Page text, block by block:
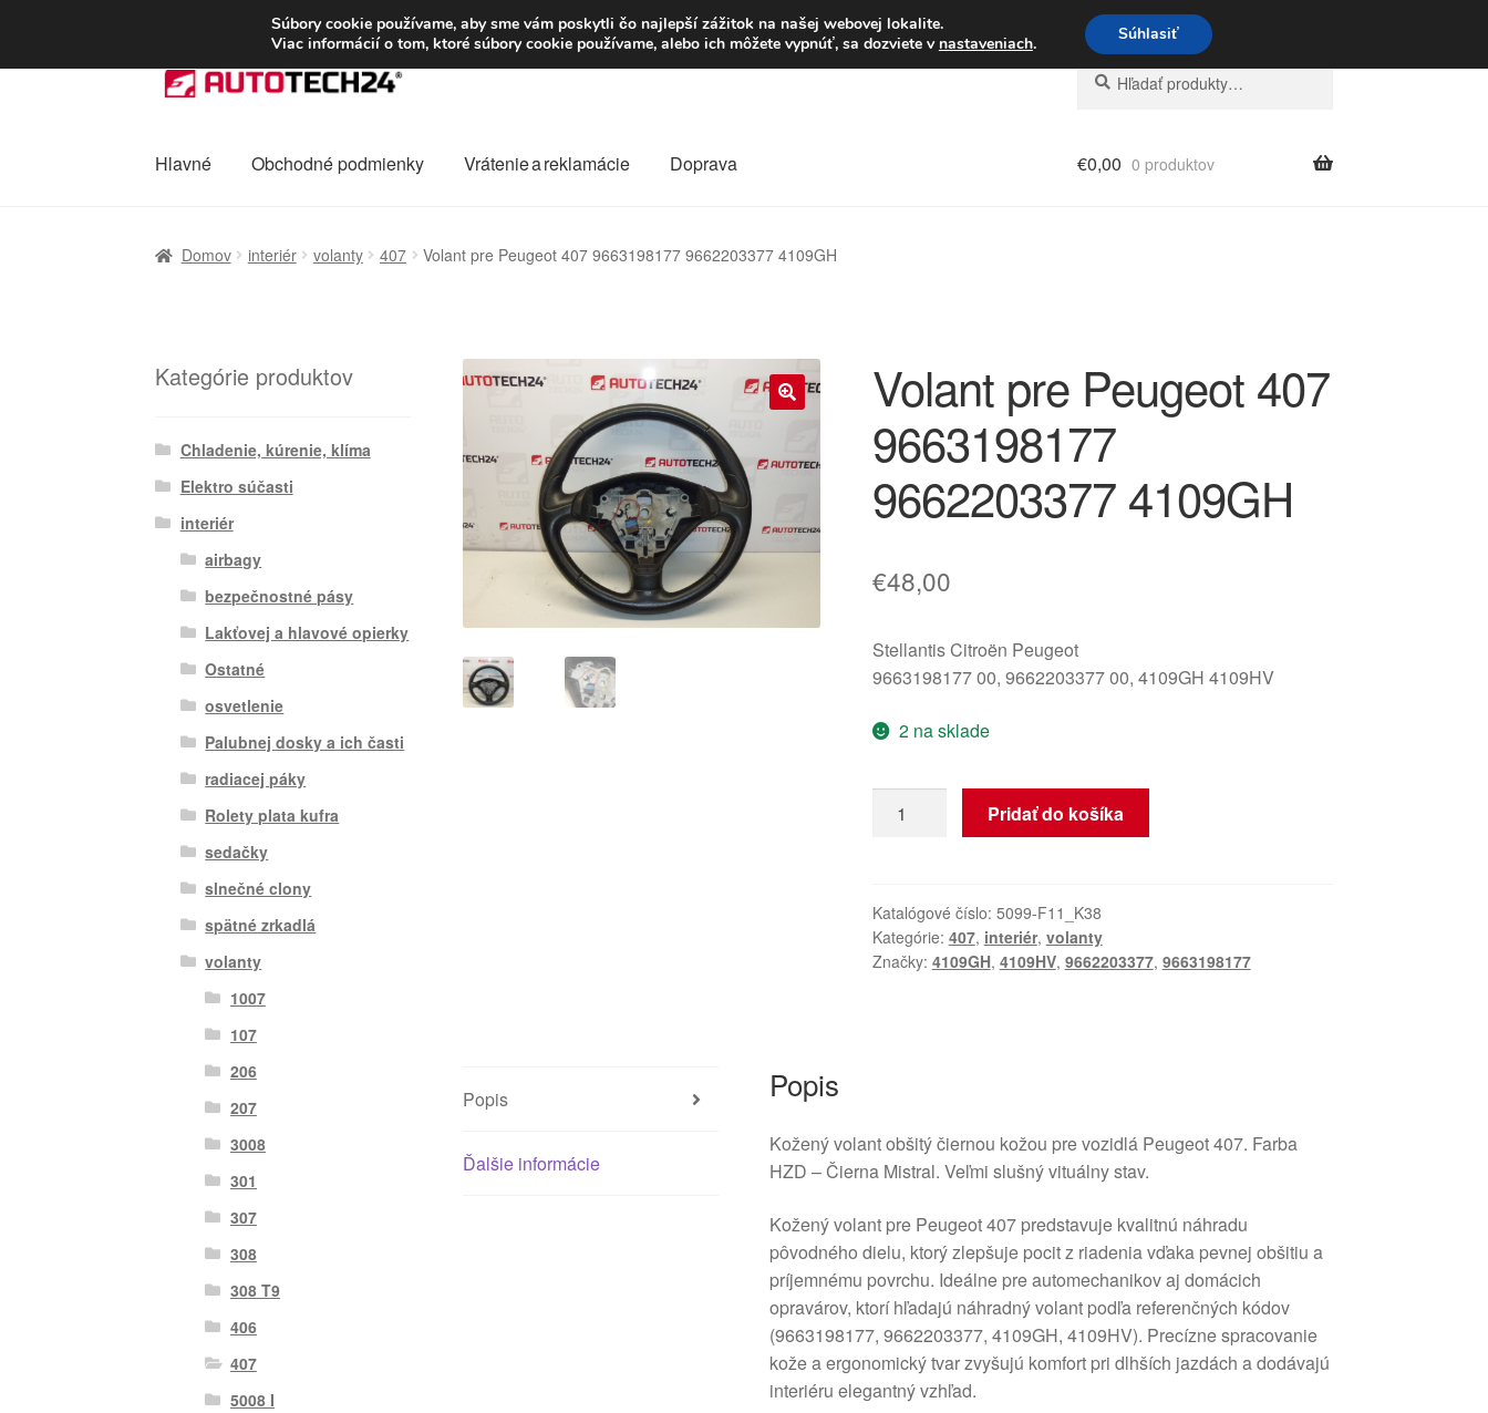
DOPRAVA od 6 EUR Po–Pi 09:00–16:00 233 221 276
Preskočiť
na
Preskočiť
na
Hľadať:
Vyhľadávanie
Hlavné Obchodné podmienky Vrátenie a reklamácie Doprava €0,00 0 produktov
Domov interiér volanty 407 Volant pre Peugeot 407 9663198177 9662203377 4109GH
Volant pre Peugeot 407
9663198177
9662203377 4109GH
€48,00
Stellantis Citroën Peugeot
9663198177 00, 9662203377 00, 4109GH 4109HV
2 na sklade
Volant
407
9663198177
9662203377
Pridať do košíka
Katalógové číslo: 5099-F11_K38
Kategórie: 407, interiér, volanty
Značky: 4109GH, 4109HV, 9662203377, 9663198177
Popis
Ďalšie informácie
Popis
Kožený volant obšitý čiernou kožou pre vozidlá Peugeot 407. Farba
HZD – Čierna Mistral. Veľmi slušný vituálny stav.
Kožený volant pre Peugeot 407 predstavuje kvalitnú náhradu
pôvodného dielu, ktorý zlepšuje pocit z riadenia vďaka pevnej obšitiu a
príjemnému povrchu. Ideálne pre automechanikov aj domácich
opravárov, ktorí hľadajú náhradný volant podľa referenčných kódov
(9663198177, 9662203377, 4109GH, 4109HV). Precízne spracovanie
kože a ergonomický tvar zvyšujú komfort pri dlhších jazdách a dodávajú
interiéru elegantný vzhľad.
Kategórie produktov
Chladenie, kúrenie, klíma
Elektro súčasti
interiér
airbagy
bezpečnostné pásy
Lakťovej a hlavové opierky
Ostatné
osvetlenie
Palubnej dosky a ich časti
radiacej páky
Rolety plata kufra
sedačky
slnečné clony
spätné zrkadlá
volanty
1007
107
206
207
3008
301
307
308
308 T9
406
407
5008 I
Súbory cookie používame, aby sme vám poskytli čo najlepší zážitok na našej webovej lokalite.
Viac informácií o tom, ktoré súbory cookie používame, alebo ich môžete vypnúť, sa dozviete v nastaveniach. Súhlasiť